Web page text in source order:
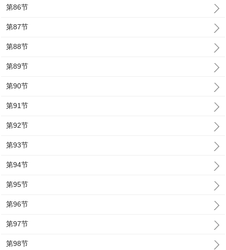
第86节
第87节
第88节
第89节
第90节
第91节
第92节
第93节
第94节
第95节
第96节
第97节
第98节